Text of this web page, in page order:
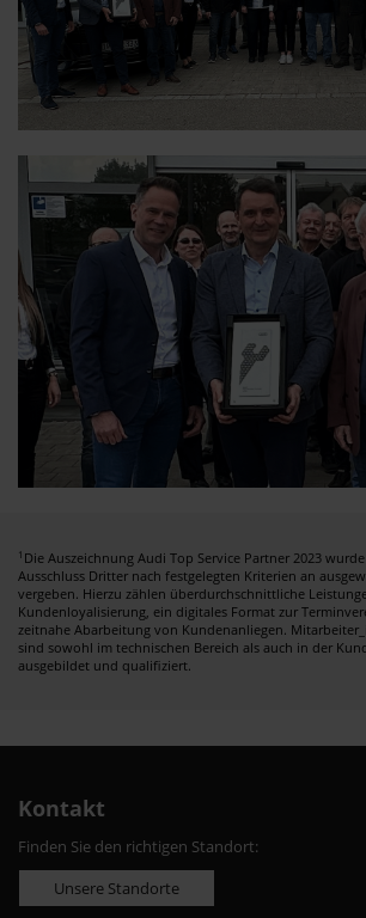
1 Die Auszeichnung Audi Top Service Partner 2023
Ausschluss Dritter nach festgelegten Kriterien an
vergeben. Hierzu zählen überdurchschnittliche
Kundenloyalisierung, ein digitales Format zur
zeitnahe Abarbeitung von Kundenanliegen.
sind sowohl im technischen Bereich als auch in der
ausgebildet und qualifiziert.
Kontakt
Finden Sie den richtigen Standort:
Unsere Standorte